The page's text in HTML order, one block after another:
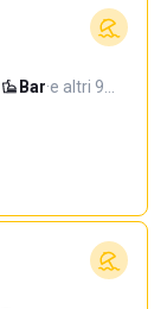
Bar·e altri 9…